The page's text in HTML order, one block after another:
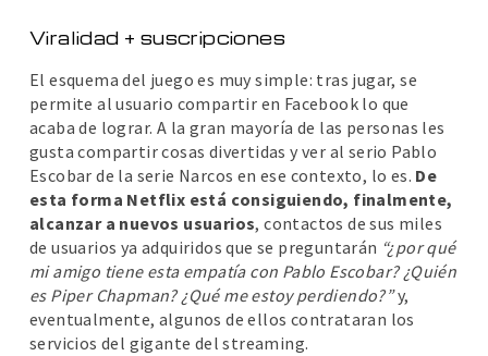
Viralidad + suscripciones
El esquema del juego es muy simple: tras jugar, se
permite al usuario compartir en Facebook lo que
acaba de lograr. A la gran mayoría de las personas les
gusta compartir cosas divertidas y ver al serio Pablo
Escobar de la serie Narcos en ese contexto, lo es. De
esta forma Netflix está consiguiendo, finalmente,
alcanzar a nuevos usuarios, contactos de sus miles
de usuarios ya adquiridos que se preguntarán “¿por qué
mi amigo tiene esta empatía con Pablo Escobar? ¿Quién
es Piper Chapman? ¿Qué me estoy perdiendo?”y,
eventualmente, algunos de ellos contrataran los
servicios del gigante del streaming.